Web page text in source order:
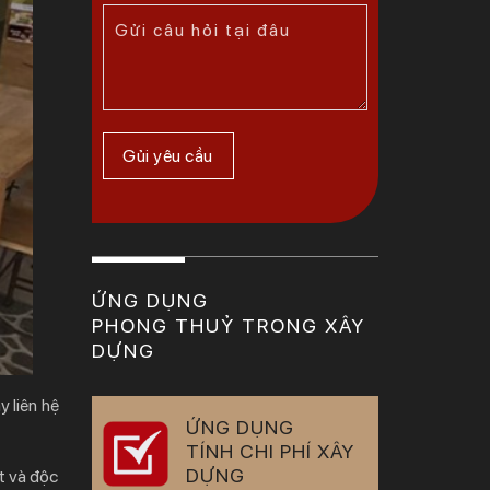
liên hệ
và độc
ỨNG DỤNG
PHONG THUỶ TRONG XÂY
DỰNG
ỨNG DỤNG
TÍNH CHI PHÍ XÂY
DỰNG